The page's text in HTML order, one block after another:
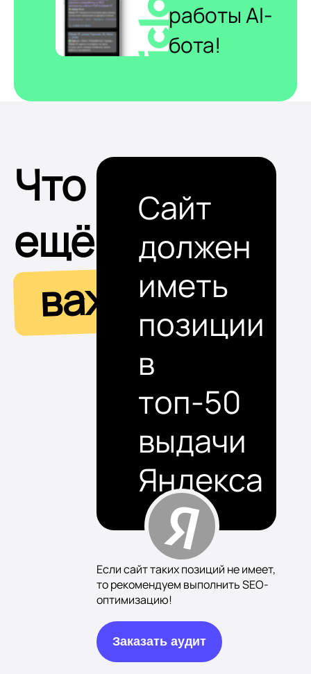
работы AI-
бота!
Что
ещё
важно
Сайт
должен
иметь
позиции
в
топ-50
выдачи
Яндекса
Если сайт таких позиций не имеет,
то рекомендуем выполнить SEO-
оптимизацию!
Заказать аудит